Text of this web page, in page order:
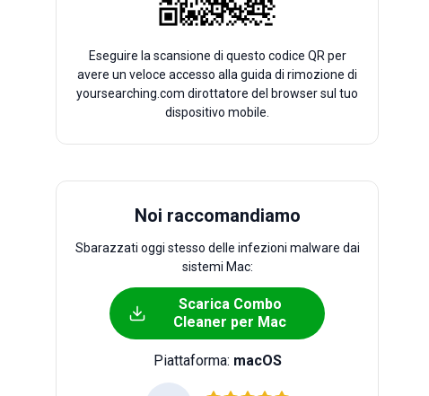
Eseguire la scansione di questo codice QR per
avere un veloce accesso alla guida di rimozione di
yoursearching.com dirottatore del browser sul tuo
dispositivo mobile.
Noi raccomandiamo
Sbarazzati oggi stesso delle infezioni malware dai
sistemi Mac:
Scarica Combo
Cleaner per Mac
Piattaforma: macOS